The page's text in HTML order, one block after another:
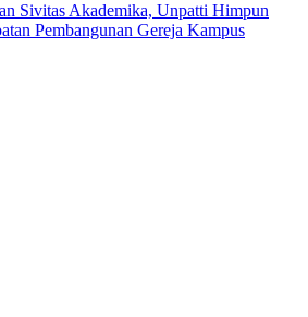
Sivitas Akademika, Unpatti Himpun
Pembangunan Gereja Kampus